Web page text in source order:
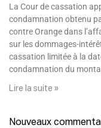
La Cour de cassation
condamnation obtenu
contre Orange dans
sur les dommages-
cassation limitée à la
condamnation du
Lire la suite »
Nouveaux